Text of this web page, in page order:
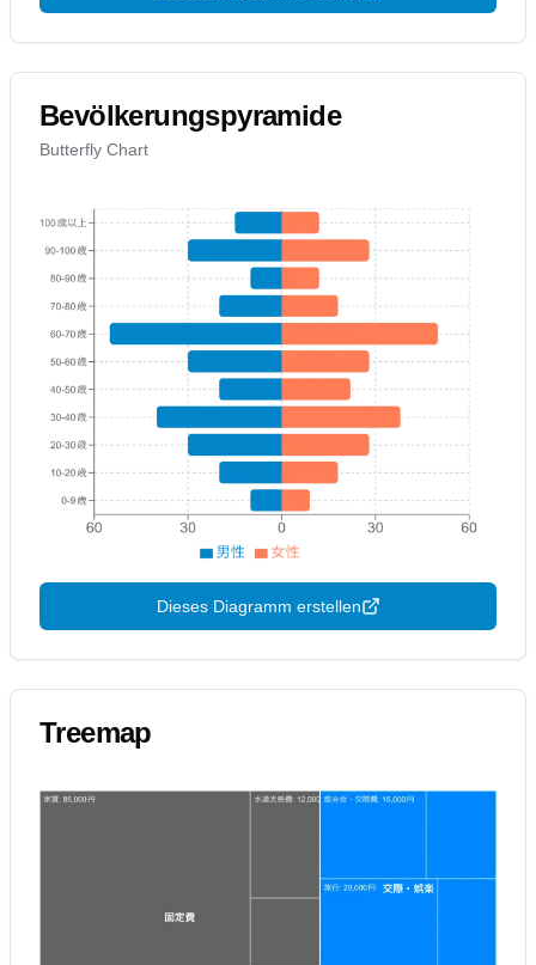
Bevölkerungspyramide
Butterfly Chart
Dieses Diagramm erstellen
Treemap